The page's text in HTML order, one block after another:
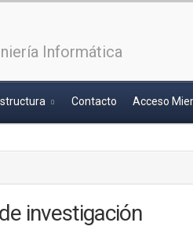
Informática
Contacto Acceso
investigación